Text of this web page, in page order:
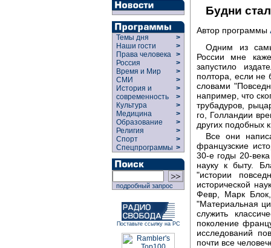
Темы дня
>
Наши гости
>
Права человека >
Россия
>
Время и Мир
>
СМИ
>
История и
современность
>
>
Культура
>
Медицина
>
Образование
>
Религия
>
Спорт
>
Спецпрограммы >
подробный запрос
Поставьте ссылку на РС
Будни
Автор программы
Одним из
России мне
запустило
полтора, если не
словами
например, что
трубадуров,
го, Голландии
других подобных
Все они
французские
30-е годы 20-
науку к быту.
"истории
исторической
Февр, Марк
"Материальная
служить
поколение
исследований
почти все